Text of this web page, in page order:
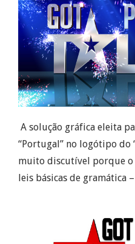
A solução gráfica eleita
“Portugal” no logótipo do
muito discutível porque o
leis básicas de gramática